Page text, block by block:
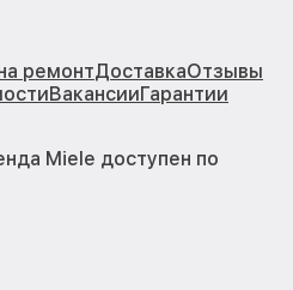
ремонтДоставкаОтзывы
ВакансииГарантии
Miele доступен по